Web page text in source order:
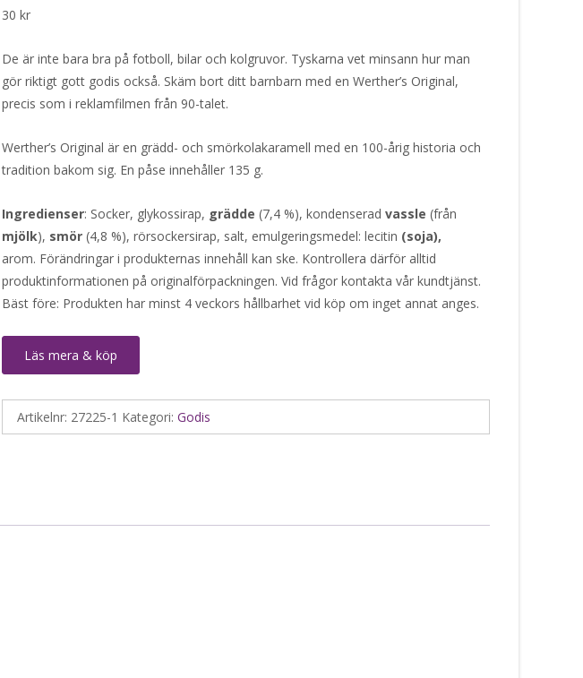
30 kr
De är inte bara bra på fotboll, bilar och kolgruvor. Tyskarna vet minsann hur man
gör riktigt gott godis också. Skäm bort ditt barnbarn med en Werther’s Original,
precis som i reklamfilmen från 90-talet.
Werther’s Original är en grädd- och smörkolakaramell med en 100-årig historia och
tradition bakom sig. En påse innehåller 135 g.
Ingredienser: Socker, glykossirap, grädde (7,4 %), kondenserad vassle (från
mjölk), smör(4,8 %), rörsockersirap, salt, emulgeringsmedel: lecitin (soja),
arom. Förändringar i produkternas innehåll kan ske. Kontrollera därför alltid
produktinformationen på originalförpackningen. Vid frågor kontakta vår kundtjänst.
Bäst före: Produkten har minst 4 veckors hållbarhet vid köp om inget annat anges.
Läs mera & köp
Artikelnr: 27225-1 Kategori: Godis